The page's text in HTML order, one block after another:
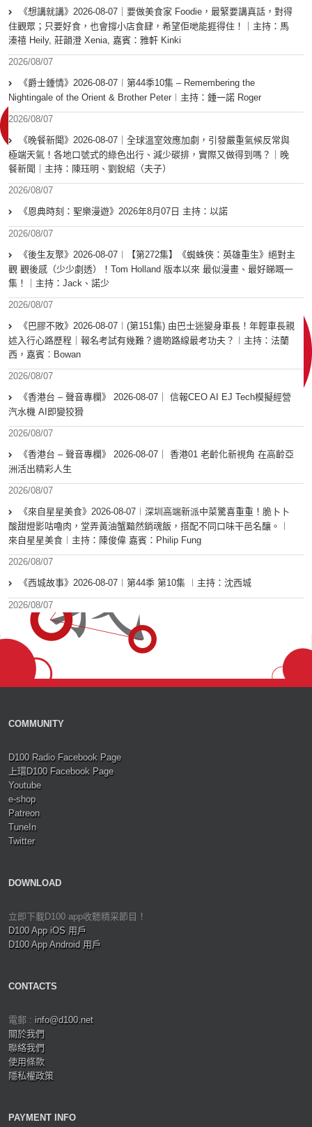
《想講就講》2026-08-07｜要做美食家 Foodie，最緊要講真話，對得
住觀眾；只要好食，也會撐小店食肆，希望佢哋能捱得住！｜主持：馬
溱禧 Heily, 莊韻澄 Xenia, 嘉賓：雅軒 Kinki
2026/08/07
《爵士鍾情》2026-08-07︱第44季10集 – Remembering the
Nightingale of the Orient & Brother Peter︱主持：鍾一諾 Roger
2026/08/07
《晚餐新聞》2026-08-07｜全球溫室效應加劇，引發嚴重氣候反常與
極端天氣！各地口號式的綠色出行、減少碳排，實際又做得到嗎？｜晚
餐新聞｜主持：陳珏明、劉銳紹（夫子）
2026/08/07
《恩典時刻：聖樂漫遊》2026年8月07日 主持：以諾
2026/08/07
《後生友聚》2026-08-07︱【第272集】《蜘蛛俠：英雄重生》絕對主
觀 觀後感（少少劇透）！Tom Holland 版本以來 最似漫畫、最好睇嘅一
集！｜主持：Jack、諾少
2026/08/07
《巴膠不敗》2026-08-07︱(第151集) 由巴士迷變身車長！年輕車長親
述入行心路歷程｜報名考試有幾難？邊啲路線最考功夫？︱主持：法蘭
西，嘉賓︰Bowan
2026/08/07
《香港台 – 聲音專欄》 2026-08-07｜ 信報CEO AI EJ Tech模擬經營
汽水機 AI即變狡猾
2026/08/07
《香港台 – 聲音專欄》 2026-08-07｜ 香港01 老齡化新視角 在高齡亞
洲活出精彩人生
2026/08/07
《來自星星美食》2026-08-07︱深圳高端新派中菜驚喜重重！脆卜卜
酸甜燈影咕嚕肉，堂弄黃油蟹黯然銷魂飯，搭配不同口味干邑名釀。︱
來自星星美食︱主持：陳俊偉 嘉賓：Philip Fung
2026/08/07
《西城故事》2026-08-07︱第44季 第10集 ︱主持：沈西城
2026/08/07
COMMUNITY
D100 Radio Facebook Page
上環D100 Facebook Page
Youtube
e-shop
Patreon
TuneIn
Twitter
DOWNLOAD
立即下載D100 app收聽精采節目！
D100 App iOS 用戶
D100 App Android 用戶
CONTACTS
電郵 : info@d100.net
關於我們
聯絡我們
使用條款
隱私權政策
PAYMENT INFO